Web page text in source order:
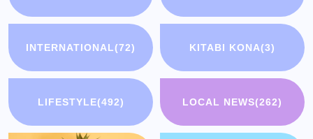
INTERNATIONAL(72) KITABI KONA(3)
LIFESTYLE(492) LOCAL NEWS(262)